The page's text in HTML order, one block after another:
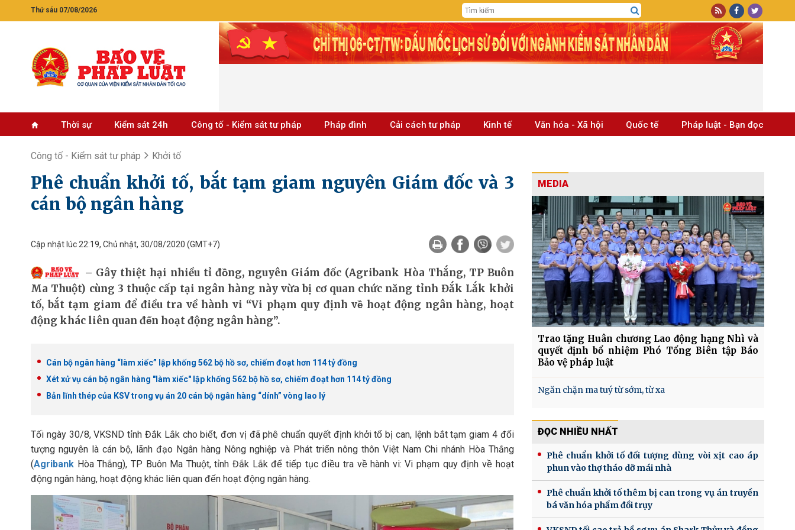
Thứ sáu 07/08/2026
Thời sự Kiểm sát 24h Công tố - Kiểm sát tư pháp Pháp đình Cải cách tư pháp Kinh tế Văn hóa - Xã hội Quốc tế Pháp luật - Bạn đọc
Công tố - Kiểm sát tư pháp Khởi tố
Phê chuẩn khởi tố, bắt tạm giam nguyên Giám đốc và 3
cán bộ ngân hàng
Cập nhật lúc 22:19, Chủ nhật, 30/08/2020 (GMT+7)
Gây thiệt hại nhiều tỉ đồng, nguyên Giám đốc (Agribank Hòa Thắng, TP Buôn
Ma Thuột) cùng 3 thuộc cấp tại ngân hàng này vừa bị cơ quan chức năng tỉnh Đắk Lắk khởi
tố, bắt tạm giam để điều tra về hành vi “Vi phạm quy định về hoạt động ngân hàng, hoạt
động khác liên quan đến hoạt động ngân hàng”.
Cán bộ ngân hàng “làm xiếc” lập khống 562 bộ hồ sơ, chiếm đoạt hơn 114 tỷ đồng
Xét xử vụ cán bộ ngân hàng "làm xiếc" lập khống 562 bộ hồ sơ, chiếm đoạt hơn 114 tỷ đồng
Bản lĩnh thép của KSV trong vụ án 20 cán bộ ngân hàng “dính” vòng lao lý
Tối ngày 30/8, VKSND tỉnh Đắk Lắk cho biết, đơn vị đã phê chuẩn quyết định khởi tố bị can, lệnh bắt tạm giam 4 đối
tượng nguyên là cán bộ, lãnh đạo Ngân hàng Nông nghiệp và Phát triển nông thôn Việt Nam Chi nhánh Hòa Thắng
(Agribank Hòa Thắng), TP Buôn Ma Thuột, tỉnh Đắk Lắk để tiếp tục điều tra về hành vi: Vi phạm quy định về hoạt
động ngân hàng, hoạt động khác liên quan đến hoạt động ngân hàng.
MEDIA
Trao tặng Huân chương Lao động hạng Nhì và
quyết định bổ nhiệm Phó Tổng Biên tập Báo
Bảo vệ pháp luật
Ngăn chặn ma tuý từ sớm, từ xa
ĐỌC NHIỀU NHẤT
Phê chuẩn khởi tố đối tượng dùng vòi xịt cao áp
phun vào thợ tháo dỡ mái nhà
Phê chuẩn khởi tố thêm bị can trong vụ án truyền
bá văn hóa phẩm đồi trụy